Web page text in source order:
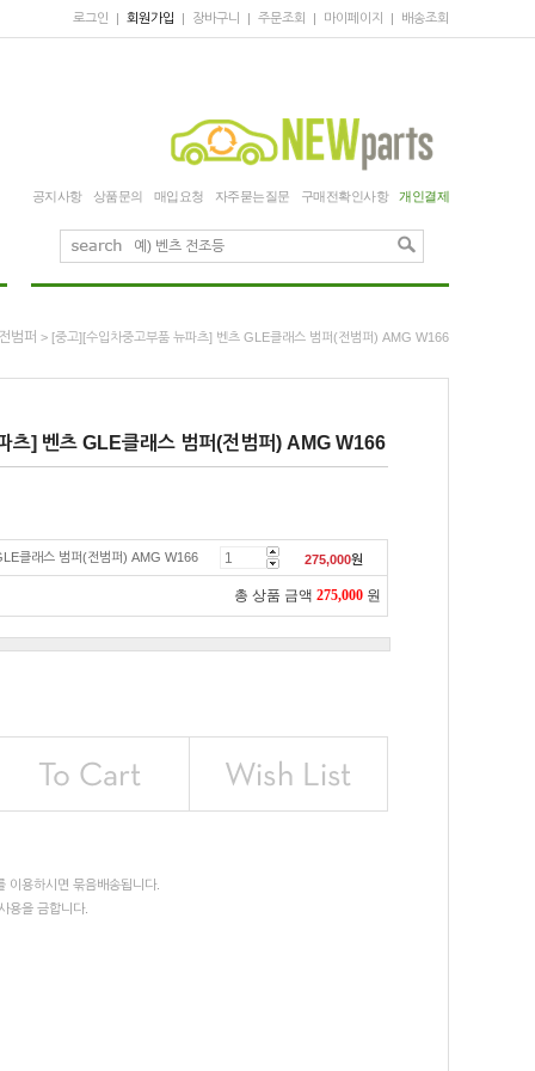
로그인 | 회원가입 | 장바구니 | 주문조회 | 마이페이지 | 배송조회
공지사항
상품문의 매입요청 자주묻는질문 구매전확인사항 개인결제
전범퍼 > [중고][수입차중고부품 뉴파츠] 벤츠 GLE클래스 범퍼(전범퍼) AMG W166
츠] 벤츠 GLE클래스 범퍼(전범퍼) AMG W166
클래스 범퍼(전범퍼) AMG W166 275,000원
총 상품 금액 275,000 원
이용하시면 묶음배송됩니다.
용을 금합니다.